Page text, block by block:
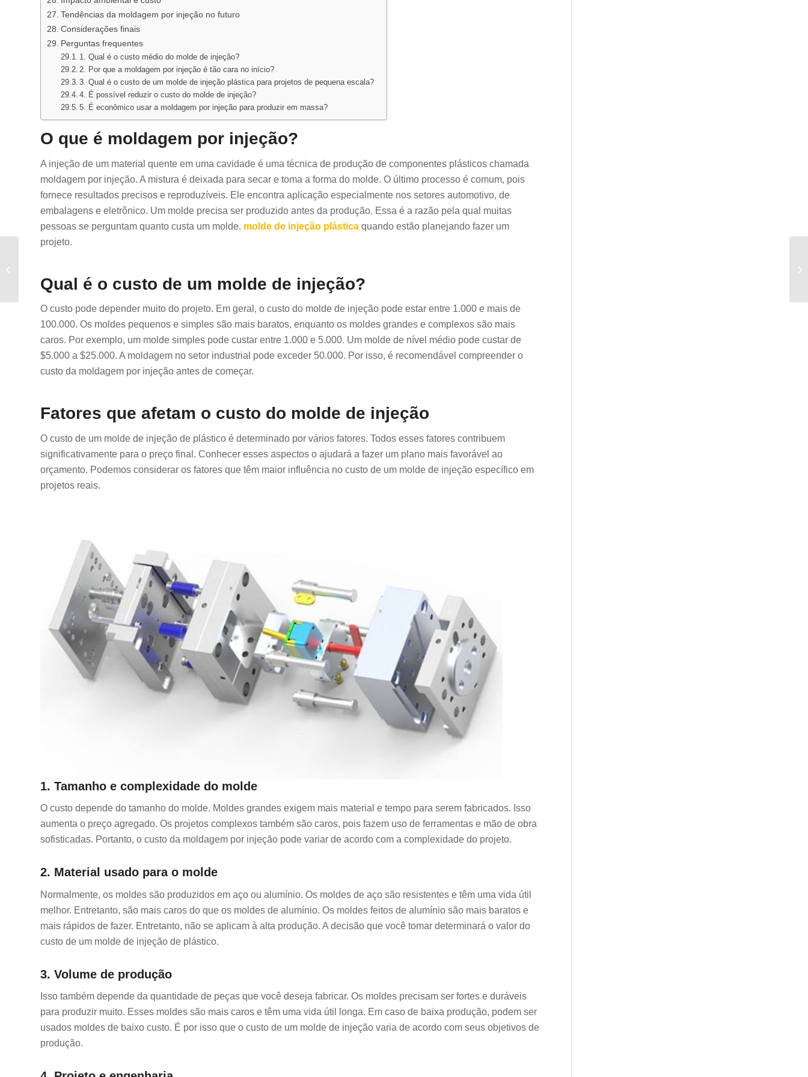
Tendências da moldagem por injeção no futuro
Considerações finais
Perguntas frequentes
1. Qual é o custo médio do molde de injeção?
2. Por que a moldagem por injeção é tão cara no início?
3. Qual é o custo de um molde de injeção plástica para projetos de pequena escala?
4. É possível reduzir o custo do molde de injeção?
5. É econômico usar a moldagem por injeção para produzir em massa?
O que é moldagem por injeção?
A injeção de um material quente em uma cavidade é uma técnica de produção de componentes plásticos chamada
moldagem por injeção. A mistura é deixada para secar e toma a forma do molde. O último processo é comum, pois
fornece resultados precisos e reproduzíveis. Ele encontra aplicação especialmente nos setores automotivo, de
embalagens e eletrônico. Um molde precisa ser produzido antes da produção. Essa é a razão pela qual muitas
pessoas se perguntam quanto custa um molde. molde de injeção plástica quando estão planejando fazer um
projeto.
Qual é o custo de um molde de injeção?
O custo pode depender muito do projeto. Em geral, o custo do molde de injeção pode estar entre 1.000 e mais de
100.000. Os moldes pequenos e simples são mais baratos, enquanto os moldes grandes e complexos são mais
caros. Por exemplo, um molde simples pode custar entre 1.000 e 5.000. Um molde de nível médio pode custar de
$5.000 a $25.000. A moldagem no setor industrial pode exceder 50.000. Por isso, é recomendável compreender o
custo da moldagem por injeção antes de começar.
Fatores que afetam o custo do molde de injeção
O custo de um molde de injeção de plástico é determinado por vários fatores. Todos esses fatores contribuem
significativamente para o preço final. Conhecer esses aspectos o ajudará a fazer um plano mais favorável ao
orçamento. Podemos considerar os fatores que têm maior influência no custo de um molde de injeção específico em
projetos reais.
1. Tamanho e complexidade do molde
O custo depende do tamanho do molde. Moldes grandes exigem mais material e tempo para serem fabricados. Isso
aumenta o preço agregado. Os projetos complexos também são caros, pois fazem uso de ferramentas e mão de obra
sofisticadas. Portanto, o custo da moldagem por injeção pode variar de acordo com a complexidade do projeto.
2. Material usado para o molde
Normalmente, os moldes são produzidos em aço ou alumínio. Os moldes de aço são resistentes e têm uma vida útil
melhor. Entretanto, são mais caros do que os moldes de alumínio. Os moldes feitos de alumínio são mais baratos e
mais rápidos de fazer. Entretanto, não se aplicam à alta produção. A decisão que você tomar determinará o valor do
custo de um molde de injeção de plástico.
3. Volume de produção
Isso também depende da quantidade de peças que você deseja fabricar. Os moldes precisam ser fortes e duráveis
para produzir muito. Esses moldes são mais caros e têm uma vida útil longa. Em caso de baixa produção, podem ser
usados moldes de baixo custo. É por isso que o custo de um molde de injeção varia de acordo com seus objetivos de
produção.
completo para
empresas